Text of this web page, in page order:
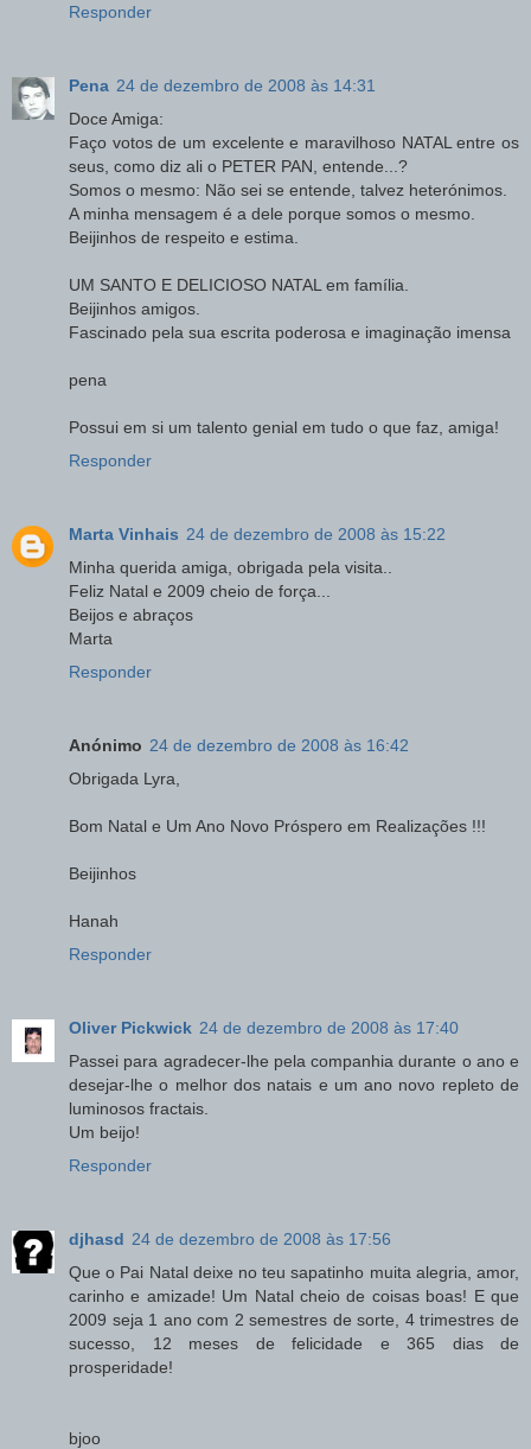
Responder
Pena 24 de dezembro de 2008 às 14:31
Doce Amiga:
Faço votos de um excelente e maravilhoso NATAL entre os
seus, como diz ali o PETER PAN, entende...?
Somos o mesmo: Não sei se entende, talvez heterónimos.
A minha mensagem é a dele porque somos o mesmo.
Beijinhos de respeito e estima.
UM SANTO E DELICIOSO NATAL em família.
Beijinhos amigos.
Fascinado pela sua escrita poderosa e imaginação imensa
pena
Possui em si um talento genial em tudo o que faz, amiga!
Responder
Marta Vinhais 24 de dezembro de 2008 às 15:22
Minha querida amiga, obrigada pela visita..
Feliz Natal e 2009 cheio de força...
Beijos e abraços
Marta
Responder
Anónimo 24 de dezembro de 2008 às 16:42
Obrigada Lyra,
Bom Natal e Um Ano Novo Próspero em Realizações !!!
Beijinhos
Hanah
Responder
Oliver Pickwick 24 de dezembro de 2008 às 17:40
Passei para agradecer-lhe pela companhia durante o ano e
desejar-lhe o melhor dos natais e um ano novo repleto de
luminosos fractais.
Um beijo!
Responder
djhasd 24 de dezembro de 2008 às 17:56
Que o Pai Natal deixe no teu sapatinho muita alegria, amor,
carinho e amizade! Um Natal cheio de coisas boas! E que
2009 seja 1 ano com 2 semestres de sorte, 4 trimestres de
sucesso, 12 meses de felicidade e 365 dias de
prosperidade!
bjoo